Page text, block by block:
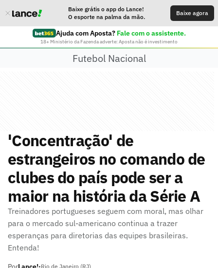
Baixe grátis o app do Lance!
O esporte na palma da mão.
Baixe agora
Ajuda com Aposta? Fale com o assistente.
18+ Ministério da Fazenda adverte: Aposta não é investimento
Futebol Nacional
'Concentração' de
estrangeiros no comando de
clubes do país pode ser a
maior na história da Série A
Treinadores portugueses seguem com moral, mas olhar
para o mercado sul-americano continua a trazer
esperanças para diretorias das equipes brasileiras.
Entenda!
•Rio de Janeiro (RJ)